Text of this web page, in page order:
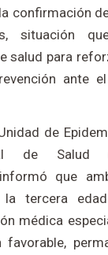
confirmación
situación
salud para
ante
de
de Salud
que
la tercera
médica
favorable,